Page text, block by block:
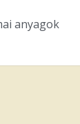
anyagok